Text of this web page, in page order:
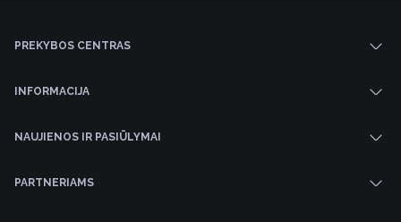
PREKYBOS CENTRAS
INFORMACIJA
NAUJIENOS IR PASIŪLYMAI
PARTNERIAMS